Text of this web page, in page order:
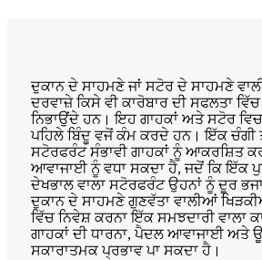
ਦੁਕਾਨ ਦੇ ਸਾਹਮਣੇ ਜਾਂ ਸਟੋਰ ਦੇ ਸਾਹਮਣੇ
ਦਰਵਾਜ਼ੇ ਕਿਸੇ ਵੀ ਕਾਰੋਬਾਰ ਦੀ ਸਫਲਤਾ
ਨਿਭਾਉਂਦੇ ਹਨ। ਇਹ ਗਾਹਕਾਂ ਅਤੇ ਸਟੋਰ
ਪਹਿਲੇ ਬਿੰਦੂ ਵਜੋਂ ਕੰਮ ਕਰਦੇ ਹਨ। ਇੱਕ ਚੰਗੀ
ਸਟੋਰਫਰੰਟ ਸੰਭਾਵੀ ਗਾਹਕਾਂ ਨੂੰ ਆਕਰਸ਼ਿਤ
ਆਵਾਜਾਈ ਨੂੰ ਵਧਾ ਸਕਦਾ ਹੈ, ਜਦੋਂ ਕਿ ਇੱਕ
ਦੇਖਭਾਲ ਵਾਲਾ ਸਟੋਰਫਰੰਟ ਉਹਨਾਂ ਨੂੰ ਦੂਰ
ਦੁਕਾਨ ਦੇ ਸਾਹਮਣੇ ਗੁਣਵੱਤਾ ਵਾਲੀਆਂ
ਵਿੱਚ ਨਿਵੇਸ਼ ਕਰਨਾ ਇੱਕ ਸਮਝਦਾਰੀ ਵਾਲਾ
ਗਾਹਕਾਂ ਦੀ ਧਾਰਨਾ, ਪੈਦਲ ਆਵਾਜਾਈ ਅਤੇ
ਸਕਾਰਾਤਮਕ ਪ੍ਰਭਾਵ ਪਾ ਸਕਦਾ ਹੈ।